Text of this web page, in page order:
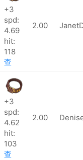
+3
spd:
4.69
hit:
118
查
2.00
+3
spd:
4.62
hit:
103
查
2.00